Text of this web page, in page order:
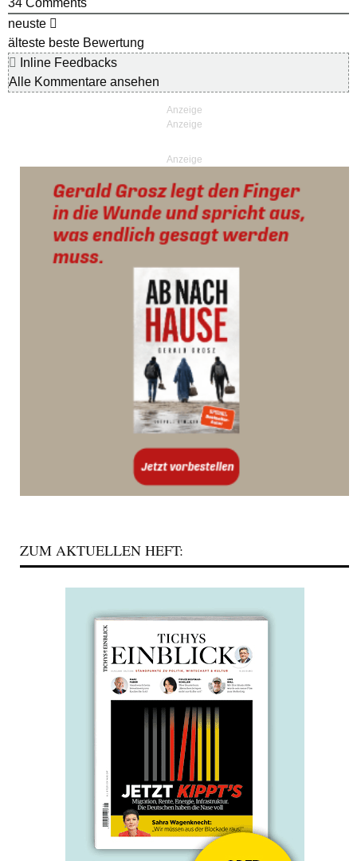
34 Comments
neuste
älteste beste Bewertung
Inline Feedbacks
Alle Kommentare ansehen
Anzeige
ZUM AKTUELLEN HEFT: